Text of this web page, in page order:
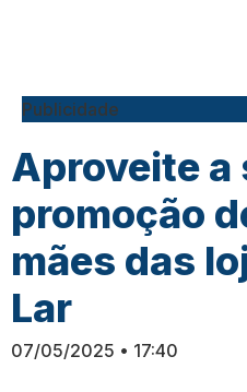
Publicidade
Aproveite a
promoção
mães das
Lar
07/05/2025 17:40